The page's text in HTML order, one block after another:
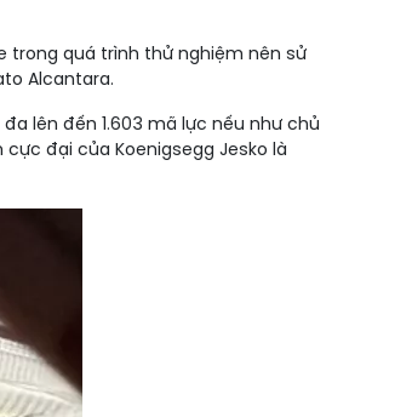
trong quá trình thử nghiệm nên sử
Alcantara.
lên đến 1.603 mã lực nếu như chủ
cực đại của Koenigsegg Jesko là